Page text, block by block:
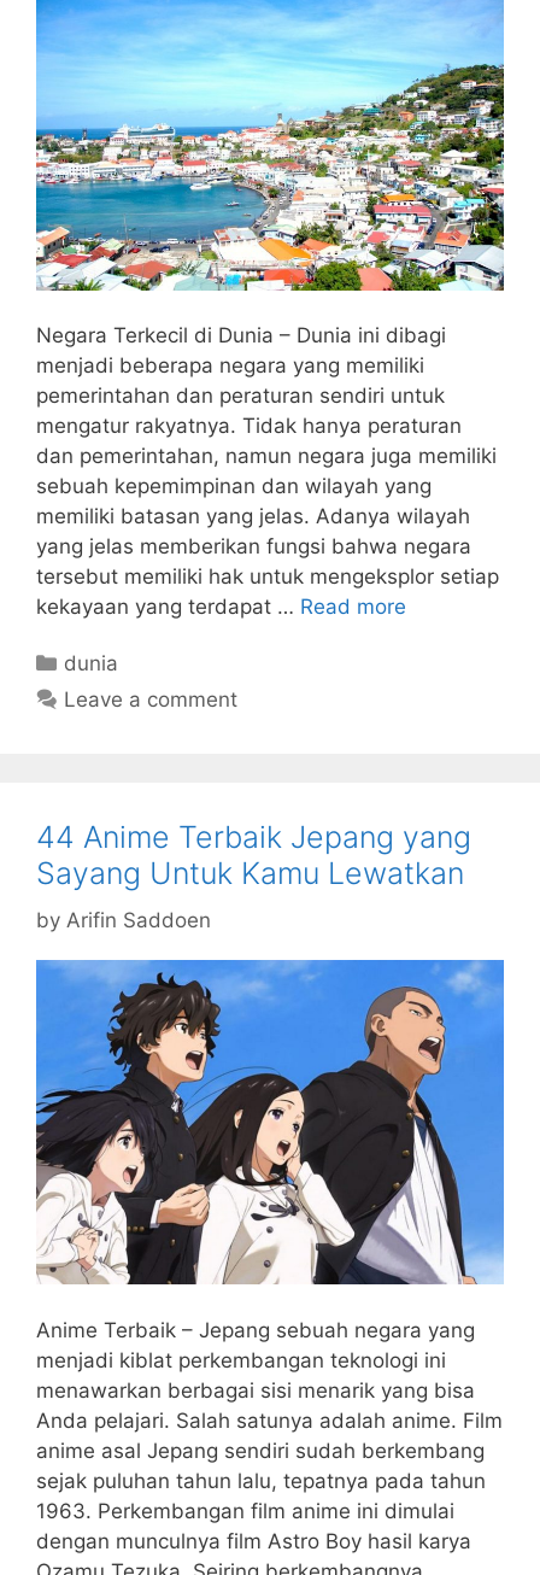
Negara Terkecil di Dunia – Dunia ini dibagi
menjadi beberapa negara yang memiliki
pemerintahan dan peraturan sendiri untuk
mengatur rakyatnya. Tidak hanya peraturan
dan pemerintahan, namun negara juga memiliki
sebuah kepemimpinan dan wilayah yang
memiliki batasan yang jelas. Adanya wilayah
yang jelas memberikan fungsi bahwa negara
tersebut memiliki hak untuk mengeksplor setiap
kekayaan yang terdapat … Read more
Categories
dunia
Leave a comment
44 Anime Terbaik Jepang yang
Sayang Untuk Kamu Lewatkan
by Arifin Saddoen
Anime Terbaik – Jepang sebuah negara yang
menjadi kiblat perkembangan teknologi ini
menawarkan berbagai sisi menarik yang bisa
Anda pelajari. Salah satunya adalah anime. Film
anime asal Jepang sendiri sudah berkembang
sejak puluhan tahun lalu, tepatnya pada tahun
1963. Perkembangan film anime ini dimulai
dengan munculnya film Astro Boy hasil karya